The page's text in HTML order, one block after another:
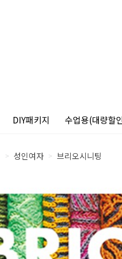
DIY패키지 수업용(대량할
> 성인여자 > 브리오시니팅